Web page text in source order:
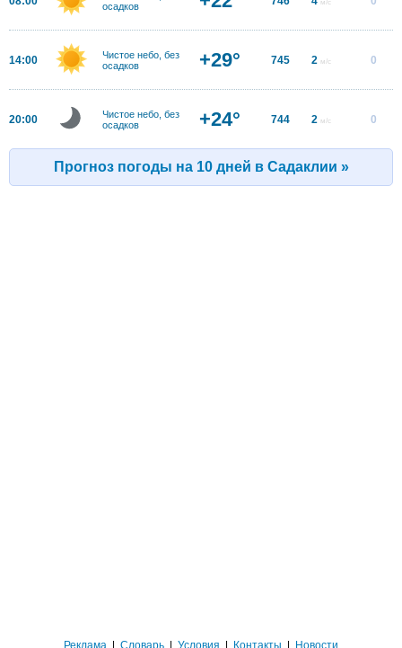
осадков
14:00
Чистое небо, без
осадков
+29° 745 2 м/с 0
20:00
Чистое небо, без
осадков
+24° 744 2 м/с 0
Прогноз погоды на 10 дней в Садаклии »